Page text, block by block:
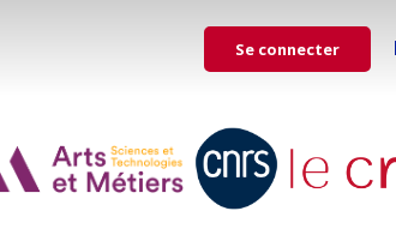
Menu
du
de
l'utilisateur
Se connecter